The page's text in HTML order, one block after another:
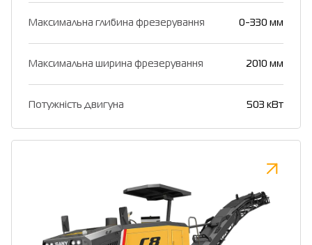
Максимальна глибина фрезерування 0-330 мм
Максимальна ширина фрезерування 2010 мм
Потужність двигуна 503 кВт